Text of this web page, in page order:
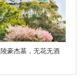
豪杰墓，无花无酒